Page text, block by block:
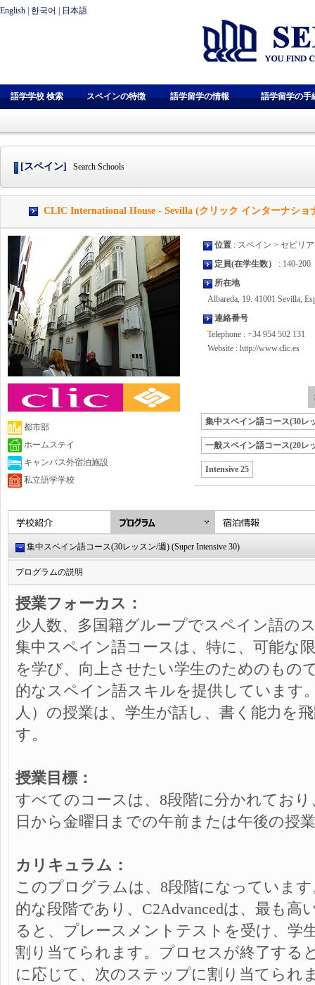
English 한국어 日本語
語学学校 検索 スペインの特徴 語学留学の情報 語学留学の手
[スペイン] Search Schools
CLIC International House - Sevilla (クリック インターナショ
都市部
ホームステイ
キャンパス外宿泊施設
私立語学学校
位置 : スペイン > セビリア
定員(在学生数）
: 140-200
所在地
Albareda, 19. 41001 Sevilla,
連絡番号
Telephone : +34 954 502 131
Website : http://www.clic.es
集中スペイン語コース(30レ
一般スペイン語コース(20レ
Intensive 25
集中スペイン語コース(30レッスン/週) (Super Intensive 30)
プログラムの説明
授業フォーカス：
少人数、多国籍グループでスペイン語の
集中スペイン語コースは、特に、可能な
を学び、向上させたい学生のためのもの
的なスペイン語スキルを提供しています
人）の授業は、学生が話し、書く能力を
す。
授業目標：
すべてのコースは、8段階に分かれてお
日から金曜日までの午前または午後の授
カリキュラム：
このプログラムは、8段階になっています
的な段階であり、C2Advancedは、最も高
ると、プレースメントテストを受け、学
割り当てられます。プロセスが終了する
に応じて、次のステップに割り当てられ